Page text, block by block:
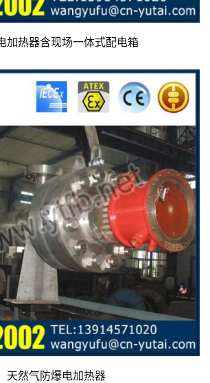
加热器含现场一体式配电箱
天然气防爆电加热器